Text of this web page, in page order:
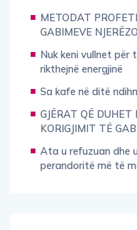
METODAT
GABIMEVE
Nuk keni vullnet për
rikthejnë energjinë
Sa kafe në ditë
GJËRAT QË DUHET
KORIGJIMIT TË
Ata u refuzuan dhe
perandoritë më të